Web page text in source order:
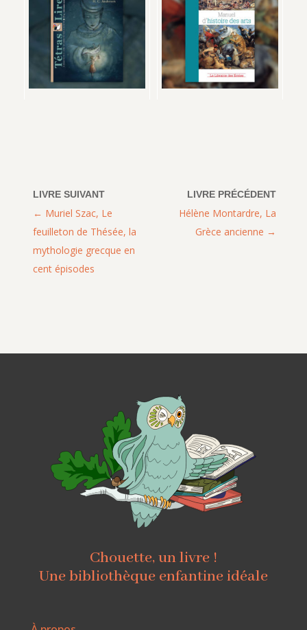
Hélène Montardre, La
Grèce ancienne
Muriel Szac, Le
feuilleton de Thésée, la
mythologie grecque en
cent épisodes
Chouette, un livre !
Une bibliothèque enfantine idéale